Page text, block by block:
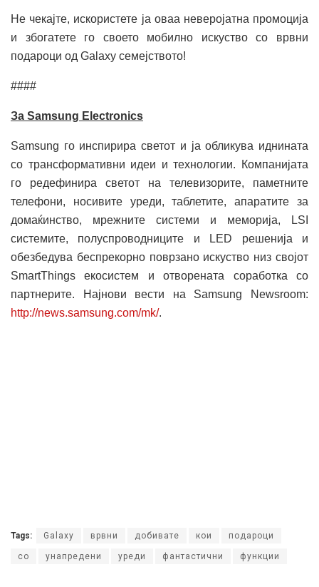
Не чекајте, искористете ја оваа неверојатна промоција
и збогатете го своето мобилно искуство со врвни
подароци од Galaxy семејството!
####
За Samsung Electronics
Samsung го инспирира светот и ја обликува иднината
со трансформативни идеи и технологии. Компанијата
го редефинира светот на телевизорите, паметните
телефони, носивите уреди, таблетите, апаратите за
домаќинство, мрежните системи и меморија, LSI
системите, полуспроводниците и LED решенија и
обезбедува беспрекорно поврзано искуство низ својот
SmartThings екосистем и отворената соработка со
партнерите. Најнови вести на Samsung Newsroom:
http://news.samsung.com/mk/.
Tags: Galaxy врвни добивате кои подароци
со унапредени уреди фантастични функции